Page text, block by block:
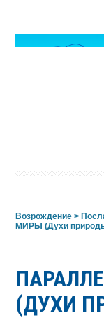
Возрождение >
МИРЫ (Духи
(ДУХИ